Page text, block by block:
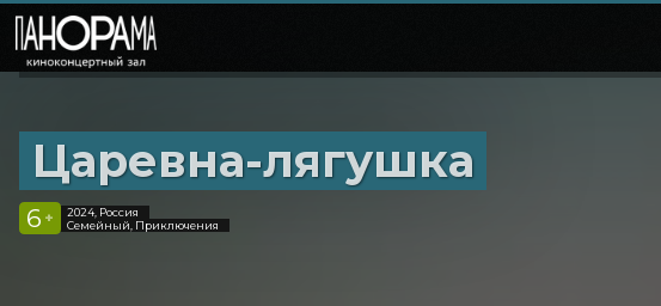
Царевна-лягушка
6 +
2024, Россия
Семейный, Приключения